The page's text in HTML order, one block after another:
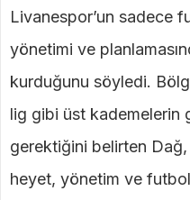
Livanespor’un sadece
yönetimi ve
kurduğunu söyledi.
lig gibi üst kademelerin
gerektiğini belirten
heyet, yönetim ve